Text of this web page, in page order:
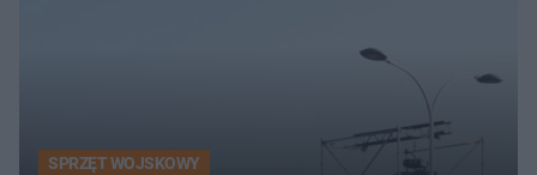
SPRZĘT WOJSKOWY